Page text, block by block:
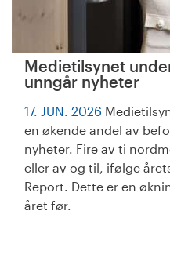
Medietilsynet
unngår nyheter
17. JUN. 2026
en økende andel av
nyheter. Fire av ti
eller av og til, ifølge
Report. Dette er en
året før.